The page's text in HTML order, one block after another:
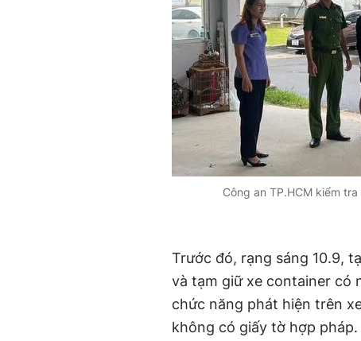
Công an TP.HCM kiểm
Trước đó, rạng sáng 10.9,
và tạm giữ xe container có
chức năng phát hiện trên
không có giấy tờ hợp pháp.